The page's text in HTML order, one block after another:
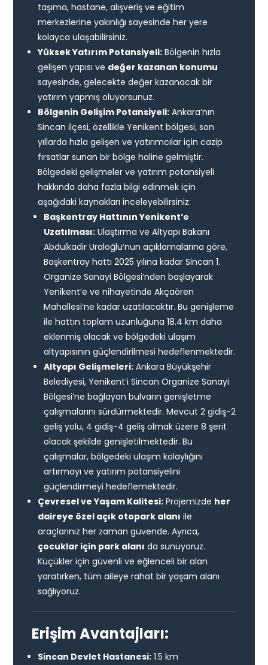
taşıma, hastane, alışveriş ve eğitim
merkezlerine yakınlığı sayesinde her yere
kolayca ulaşabilirsiniz.
Yüksek Yatırım Potansiyeli: Bölgenin hızla
gelişen yapısı ve değer kazanan konumu
sayesinde, gelecekte değer kazanacak bir
yatırım yapmış oluyorsunuz.
Bölgenin Gelişim Potansiyeli: Ankara’nın
Sincan ilçesi, özellikle Yenikent bölgesi, son
yıllarda hızla gelişen ve yatırımcılar için cazip
fırsatlar sunan bir bölge haline gelmiştir.
Bölgedeki gelişmeler ve yatırım potansiyeli
hakkında daha fazla bilgi edinmek için
aşağıdaki kaynakları inceleyebilirsiniz:
Başkentray Hattının Yenikent’e
Uzatılması: Ulaştırma ve Altyapı Bakanı
Abdulkadir Uraloğlu’nun açıklamalarına göre,
Başkentray hattı 2025 yılına kadar Sincan 1.
Organize Sanayi Bölgesi’nden başlayarak
Yenikent’e ve nihayetinde Akçaören
Mahallesi’ne kadar uzatılacaktır. Bu genişleme
ile hattın toplam uzunluğuna 18.4 km daha
eklenmiş olacak ve bölgedeki ulaşım
altyapısının güçlendirilmesi hedeflenmektedir.
Altyapı Gelişmeleri: Ankara Büyükşehir
Belediyesi, Yenikent’i Sincan Organize Sanayi
Bölgesi’ne bağlayan bulvarın genişletme
çalışmalarını sürdürmektedir. Mevcut 2 gidiş-2
geliş yolu, 4 gidiş-4 geliş olmak üzere 8 şerit
olacak şekilde genişletilmektedir. Bu
çalışmalar, bölgedeki ulaşım kolaylığını
artırmayı ve yatırım potansiyelini
güçlendirmeyi hedeflemektedir.
Çevresel ve Yaşam Kalitesi: Projemizde her
daireye özel açık otopark alanı ile
araçlarınız her zaman güvende. Ayrıca,
çocuklar için park alanı da sunuyoruz.
Küçükler için güvenli ve eğlenceli bir alan
yaratırken, tüm aileye rahat bir yaşam alanı
sağlıyoruz.
Erişim Avantajları:
Sincan Devlet Hastanesi: 1.5 km